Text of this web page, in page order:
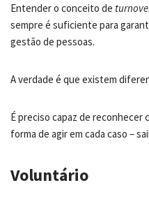
Entender o conceito de
sempre é suficiente para
gestão de pessoas.
A verdade é que existem
É preciso capaz de reconhecer
forma de agir em cada caso –
Voluntário